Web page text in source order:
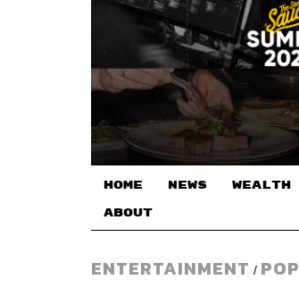
HOME NEWS WEALTH
ABOUT
ENTERTAINMENT / POP